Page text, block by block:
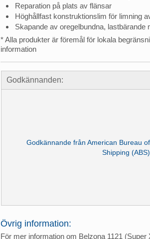
Reparation på plats av flänsar
Höghållfast konstruktionslim för limning
Skapande av oregelbundna,
* Alla produkter är föremål för lokala
information
Godkännanden:
Godkännande från American Bureau of
Shipping (ABS)
Övrig information:
För mer information om Belzona 1121 (Super